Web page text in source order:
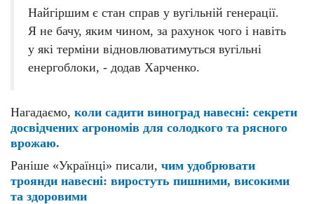
Найгіршим є стан справ у вугільній генерації.
Я не бачу, яким чином, за рахунок чого і навіть
у які терміни відновлюватимуться вугільні
енергоблоки, - додав Харченко.
Нагадаємо, коли садити виноград навесні: секрети
досвідчених агрономів для солодкого та рясного
врожаю.
Раніше «Українці» писали, чим удобрювати
троянди навесні: виростуть пишними, високими
та здоровими